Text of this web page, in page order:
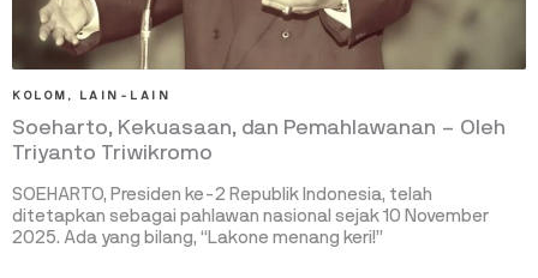
KOLOM , LAIN-LAIN
Soeharto, Kekuasaan, dan Pemahlawanan – Oleh
Triyanto Triwikromo
SOEHARTO, Presiden ke-2 Republik Indonesia, telah
ditetapkan sebagai pahlawan nasional sejak 10 November
2025. Ada yang bilang, “Lakone menang keri!”